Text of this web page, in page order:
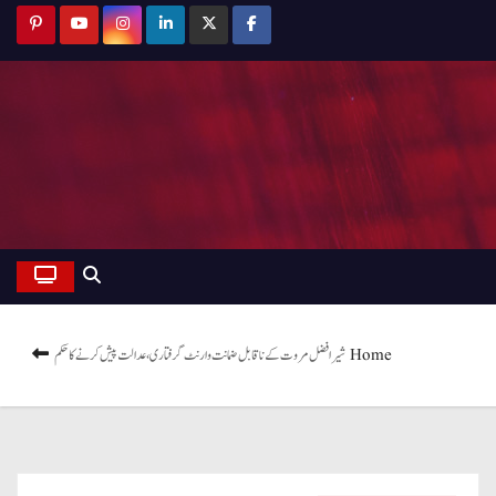
Homeشیر افضل مروت کے ناقابل ضمانت وارنٹ گرفتاری ، عدالت پیش کرنے کا حکم